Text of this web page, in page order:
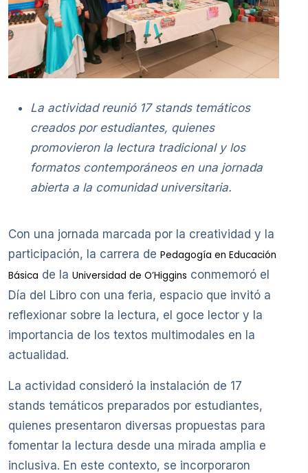
La actividad reunió 17 stands temáticos
creados por estudiantes, quienes
promovieron la lectura tradicional y los
formatos contemporáneos en una jornada
abierta a la comunidad universitaria.
Con una jornada marcada por la creatividad y la
participación, la carrera de Pedagogía en Educación
Básica de la Universidad de O’Higgins conmemoró el
Día del Libro con una feria, espacio que invitó a
reflexionar sobre la lectura, el goce lector y la
importancia de los textos multimodales en la
actualidad.
La actividad consideró la instalación de 17
stands temáticos preparados por estudiantes,
quienes presentaron diversas propuestas para
fomentar la lectura desde una mirada amplia e
inclusiva. En este contexto, se incorporaron